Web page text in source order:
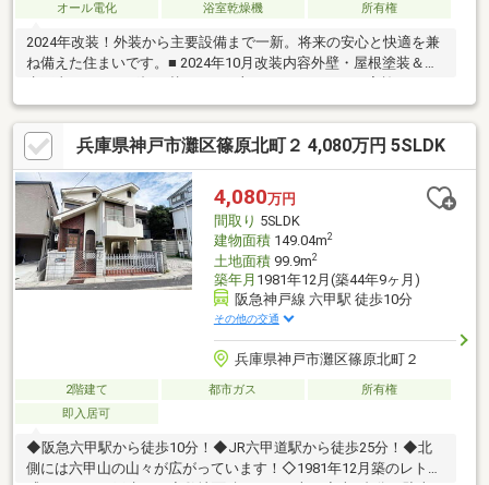
オール電化
浴室乾燥機 所有権
2024年改装！外装から主要設備まで一新。将来の安心と快適を兼
ね備えた住まいです。■ 2024年10月改装内容外壁・屋根塗装＆防
年7月改装内容食洗機・IH・レンジフード・エコキュートなど主要
設備を刷新■ビルトインガレージ1台分。家族がゆったり過ごせる
広々LDK。■西郷小学校徒歩約8分、公園徒歩約1分。子育て世帯に
もおすすめ。■2沿線利用可でスーパーが徒歩約3分に揃う便利な
立地。
兵庫県神戸市灘区篠原北町２ 4,080万円 5SLDK
4,080万円
間取り 5SLDK
建物面積149.04m2
土地面積99.9m2
築年月 1981年12月(築44年9ヶ月)
阪急神戸線 六甲駅 徒歩10分
その他の交通
兵庫県神戸市灘区篠原北町２
2階建て 都市ガス
所有権
即入居可
◆阪急六甲駅から徒歩10分！◆JR六甲道駅から徒歩25分！◆北
側には六甲山の山々が広がっています！◇1981年12月築のレトロ